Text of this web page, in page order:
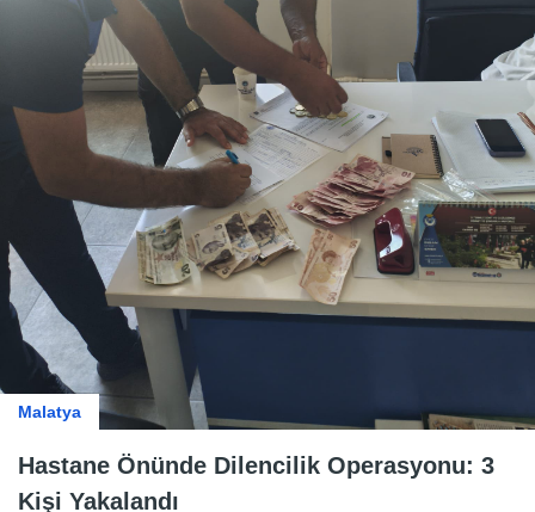
Malatya
Hastane Önünde Dilencilik Operasyonu: 3
Kişi Yakalandı